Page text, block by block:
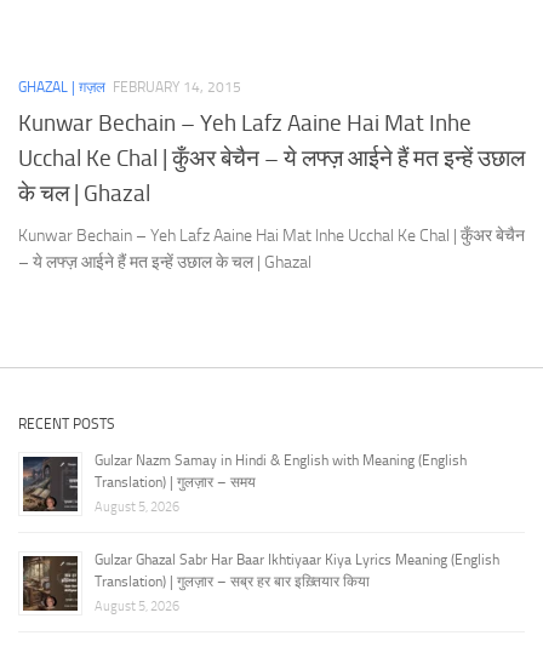
GHAZAL | ग़ज़ल FEBRUARY 14, 2015
Kunwar Bechain – Yeh Lafz Aaine Hai Mat Inhe
Ucchal Ke Chal | कुँअर बेचैन – ये लफ्ज़ आईने हैं मत इन्हें उछाल
के चल | Ghazal
Kunwar Bechain – Yeh Lafz Aaine Hai Mat Inhe Ucchal Ke Chal | कुँअर बेचैन
– ये लफ्ज़ आईने हैं मत इन्हें उछाल के चल | Ghazal
RECENT POSTS
Gulzar Nazm Samay in Hindi & English with Meaning (English
Translation) | गुलज़ार – समय
August 5, 2026
Gulzar Ghazal Sabr Har Baar Ikhtiyaar Kiya Lyrics Meaning (English
Translation) | गुलज़ार – सब्र हर बार इख़्तियार किया
August 5, 2026